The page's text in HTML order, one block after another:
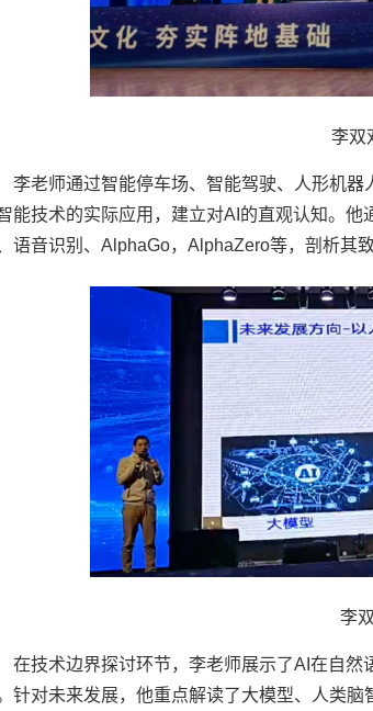
李双
李老师通过智能停车场、智能驾驶、人形机
能技术的实际应用，建立对AI的直观认知。
语音识别、AlphaGo，AlphaZero等，剖析其
李
在技术边界探讨环节，李老师展示了AI在自
针对未来发展，他重点解读了大模型、人类